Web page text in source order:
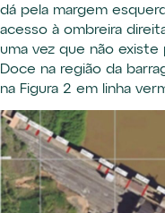
dá pela margem
acesso à ombreira
uma vez que não
Doce na região da
na Figura 2 em linha